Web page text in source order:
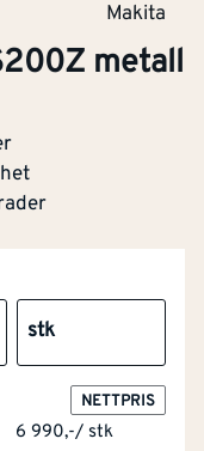
Makita
metall
stk
NETTPRIS
6 990,-/ stk